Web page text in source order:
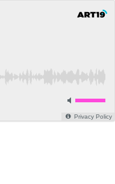
Privacy Policy